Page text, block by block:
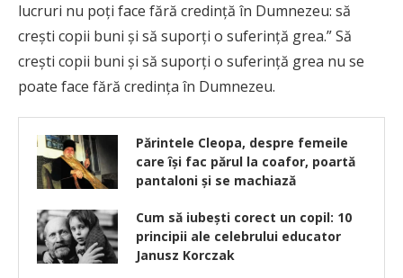
lucruri nu poţi face fără credinţă în Dumnezeu: să
creşti copii buni şi să suporţi o suferinţă grea.” Să
creşti copii buni şi să suporţi o suferinţă grea nu se
poate face fără credinţa în Dumnezeu.
Părintele Cleopa, despre femeile
care își fac părul la coafor, poartă
pantaloni și se machiază
Cum să iubești corect un copil: 10
principii ale celebrului educator
Janusz Korczak